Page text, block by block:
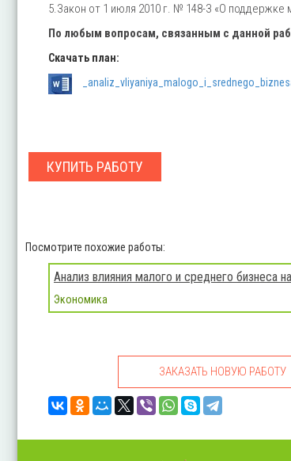
5.Закон от 1 июля 2010 г. № 148-З «О поддержке
По любым вопросам, связанным с данной
Скачать план:
КУПИТЬ РАБОТУ
Посмотрите похожие работы:
Анализ влияния малого и среднего бизнеса
Экономика
ЗАКАЗАТЬ НОВУЮ РАБОТУ